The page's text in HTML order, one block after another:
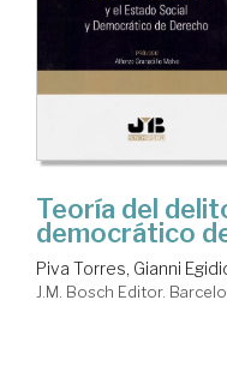
Teoría del
democrático
Piva Torres, Gianni
J.M. Bosch Editor.